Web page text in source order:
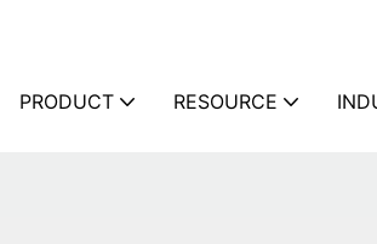
PRODUCT RESOURCE